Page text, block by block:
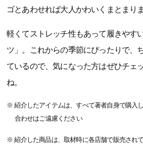
ゴとあわせれば大人かわいくまとまりま
軽くてストレッチ性もあって履きやす
ツ」。これからの季節にぴったりで、
ているので、気になった方はぜひチェ
ね。
※ 紹介したアイテムは、すべて著者自身で購入
合わせはご遠慮ください
※ 紹介した商品は、取材時に各店舗で販売され